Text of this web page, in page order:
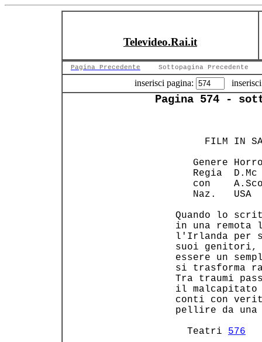
Televideo.Rai.it
Pagina Precedente Sottopagina Precedente
inserisci pagina:
Pagina 574 -
con
Quando lo
in una
l'Irlanda per
suoi
essere un
si trasforma
Tra traumi
il
conti con
pellire
   Teatri
576